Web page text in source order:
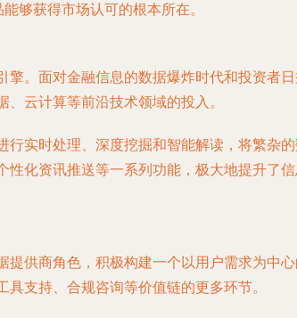
够获得市场认可的根本所在。
。面对金融信息的数据爆炸时代和投资者
云计算等前沿技术领域的投入。
实时处理、深度挖掘和智能解读，将繁杂
化资讯推送等一系列功能，极大地提升了
供商角色，积极构建一个以用户需求为中
支持、合规咨询等价值链的更多环节。